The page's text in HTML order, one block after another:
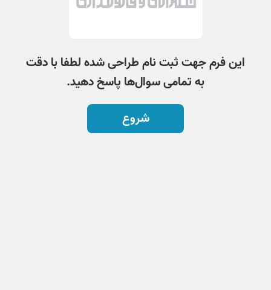
این فرم جهت ثبت نام طراحی شده لطفا با دقت
به تمامی سوال‌ها پاسخ دهید.
شروع